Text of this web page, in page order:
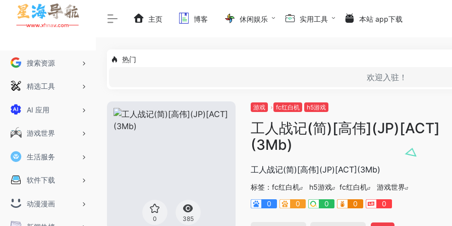
搜索资源
精选工具
AI 应用
游戏世界
生活服务
软件下载
动漫漫画
主页 博客 休闲娱乐 实用工具 本站 app下载
热门
欢迎入驻！
0 385
游戏 fc红白机 h5游戏
工人战记(简)[高伟](JP)[ACT]
(3Mb)
工人战记(简)[高伟](JP)[ACT](3Mb)
标签： fc红白机 h5游戏 fc红白机
游戏世界
0
0 0 0 0